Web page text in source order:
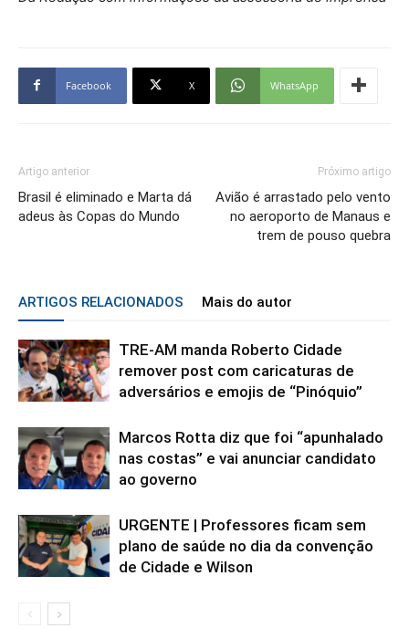
Facebook X WhatsApp
Artigo anterior
Brasil é eliminado e Marta dá
adeus às Copas do Mundo
Próximo artigo
Avião é arrastado pelo vento
no aeroporto de Manaus e
trem de pouso quebra
ARTIGOS RELACIONADOS Mais do autor
TRE-AM manda Roberto Cidade
remover post com caricaturas de
adversários e emojis de “Pinóquio”
Marcos Rotta diz que foi “apunhalado
nas costas” e vai anunciar candidato
ao governo
URGENTE | Professores ficam sem
plano de saúde no dia da convenção
de Cidade e Wilson